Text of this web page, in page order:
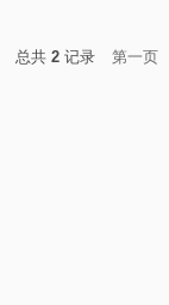
总共 2 记录 第一页